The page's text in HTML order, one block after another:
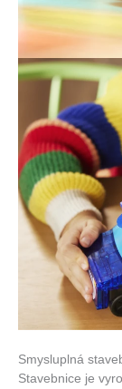
Smysluplná
Stavebnice je